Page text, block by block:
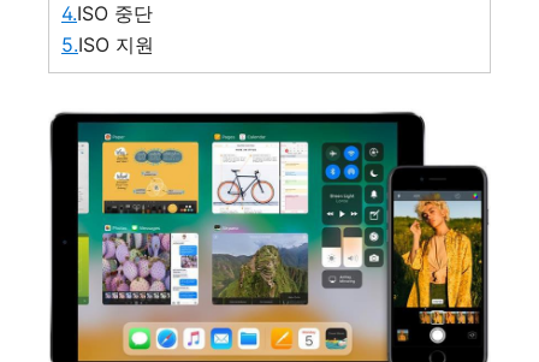
4.ISO 중단
5.ISO 지원